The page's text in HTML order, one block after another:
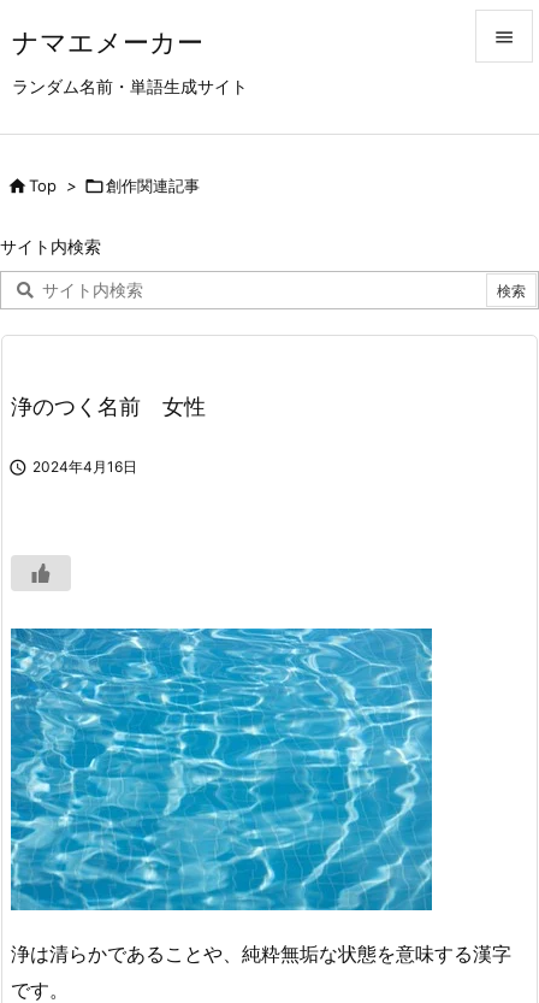
ナマエメーカー
ランダム名前・単語生成サイト


次へ

Top > 創作関連記事
サイト内検索
浄のつく名前 女性
 2024年4月16日
浄は清らかであることや、純粋無垢な状態を意味する漢字
です。